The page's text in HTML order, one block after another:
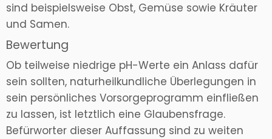
sind beispielsweise Obst, Gemüse sowie Kräuter
und Samen.
Bewertung
Ob teilweise niedrige pH-Werte ein Anlass dafür
sein sollten, naturheilkundliche Überlegungen in
sein persönliches Vorsorgeprogramm einfließen
zu lassen, ist letztlich eine Glaubensfrage.
Befürworter dieser Auffassung sind zu weiten